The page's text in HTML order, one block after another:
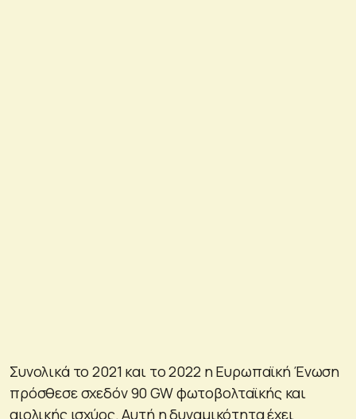
Συνολικά το 2021 και το 2022 η Ευρωπαϊκή Ένωση
πρόσθεσε σχεδόν 90 GW φωτοβολταϊκής και
αιολικής ισχύος. Αυτή η δυναμικότητα έχει